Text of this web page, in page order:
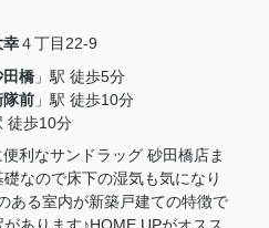
幸４丁目22-9
田橋 」駅 徒歩5分
隊前 」駅 徒歩10分
徒歩10分
利なサンドラッグ 砂田橋店ま
なので床下の湿気も気になり
ある室内が新築戸建ての特徴で